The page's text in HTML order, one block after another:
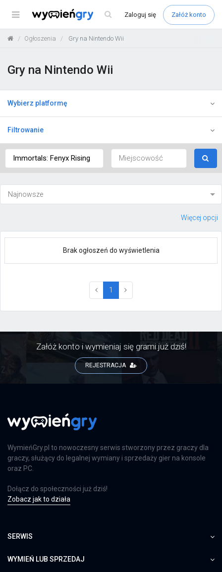
Menu Zaloguj się Załóż konto
Ogłoszenia Gry na Nintendo Wii
Gry na Nintendo Wii
Wybierz platformę
Filtrowanie
Więcej opcji
Brak ogłoszeń do wyświetlenia
1 (current)
Załóż konto i wymieniaj się grami już dziś!
REJESTRACJA
WymieńGry.pl to nowoczesny serwis stworzony przez graczy dla
graczy, służący do legalnej wymiany i sprzedaży gier na konsole
oraz PC.
Dołącz do społeczności już dziś!
Zobacz jak to działa
SERWIS
WYMIEŃ LUB SPRZEDAJ